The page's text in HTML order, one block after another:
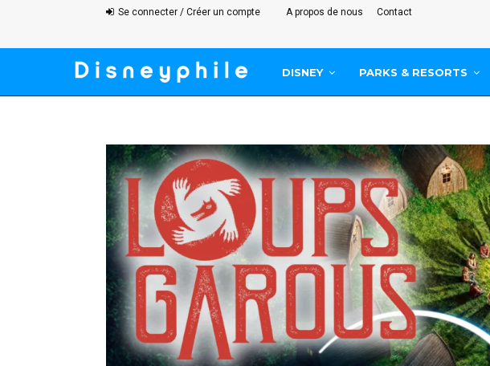
Se connecter / Créer un compte A propos de nous Contact
DISNEY PARKS & RESORTS